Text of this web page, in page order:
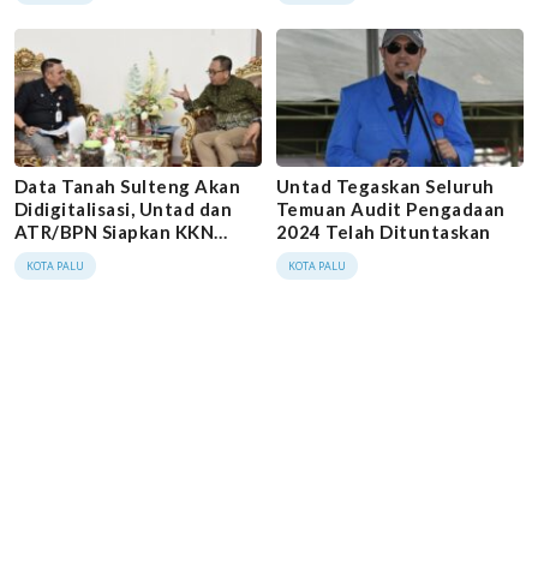
Data Tanah Sulteng Akan
Didigitalisasi, Untad dan
ATR/BPN Siapkan KKN
Tematik
KOTA PALU
Untad Tegaskan Seluruh
Temuan Audit Pengadaan
2024 Telah Dituntaskan
KOTA PALU